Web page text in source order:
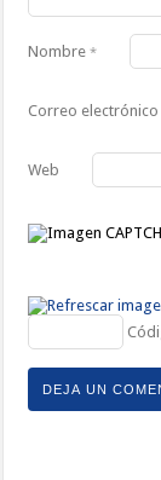
Nombre *
Correo electrónico
Web